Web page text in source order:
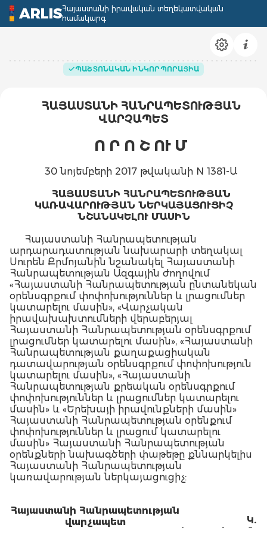
ARLISՀայաստանի իրավական տեղեկատվական
համակարգ
ՊԱՇՏՈՆԱԿԱՆ ԻՆԿՈՐՊՈՐԱՑԻԱ
ՀԱՅԱՍՏԱՆԻ ՀԱՆՐԱՊԵՏՈՒԹՅԱՆ
ՎԱՐՉԱՊԵՏ
Ո Ր Ո Շ ՈՒ Մ
30 նոյեմբերի 2017 թվականի N 1381-Ա
ՀԱՅԱՍՏԱՆԻ ՀԱՆՐԱՊԵՏՈՒԹՅԱՆ
ԿԱՌԱՎԱՐՈՒԹՅԱՆ ՆԵՐԿԱՅԱՑՈՒՑԻՉ
ՆՇԱՆԱԿԵԼՈՒ ՄԱՍԻՆ
Հայաստանի Հանրապետության
արդարադատության նախարարի տեղակալ
Սուրեն Քրմոյանին նշանակել Հայաստանի
Հանրապետության Ազգային ժողովում
«Հայաստանի Հանրապետության ընտանեկան
օրենսգրքում փոփոխություններ և լրացումներ
կատարելու մասին», «Վարչական
իրավախախտումների վերաբերյալ
Հայաստանի Հանրապետության օրենսգրքում
լրացումներ կատարելու մասին», «Հայաստանի
Հանրապետության քաղաքացիական
դատավարության օրենսգրքում փոփոխություն
կատարելու մասին», «Հայաստանի
Հանրապետության քրեական օրենսգրքում
փոփոխություններ և լրացումներ կատարելու
մասին» և «Երեխայի իրավունքների մասին»
Հայաստանի Հանրապետության օրենքում
փոփոխություններ և լրացում կատարելու
մասին» Հայաստանի Հանրապետության
օրենքների նախագծերի փաթեթը քննարկելիս
Հայաստանի Հանրապետության
կառավարության ներկայացուցիչ:
Հայաստանի Հանրապետության
վարչապետ
Կ.
Կարապետյան